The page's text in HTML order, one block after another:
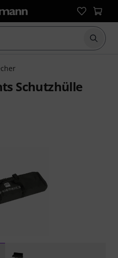
Suche
Schutzhülle
aus 41 Kundenbewertungen